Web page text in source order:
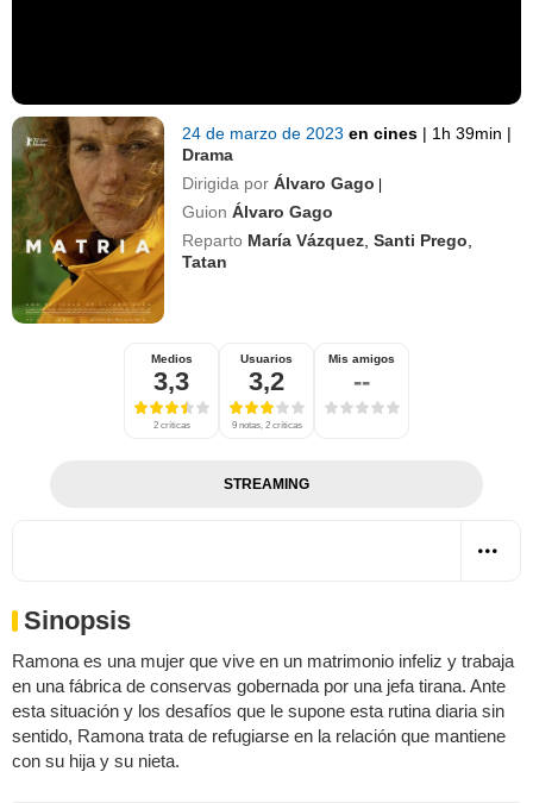
24 de marzo de 2023en cines | 1h 39min |
Drama
Dirigida por Álvaro Gago |
Guion Álvaro Gago
Reparto María Vázquez ,Santi Prego
Tatan
Medios
3,3
2 críticas
Usuarios
3,2
9 notas, 2 críticas
Mis amigos
--
STREAMING
Sinopsis
Ramona es una mujer que vive en un matrimonio infeliz y trabaja
en una fábrica de conservas gobernada por una jefa tirana. Ante
esta situación y los desafíos que le supone esta rutina diaria sin
sentido, Ramona trata de refugiarse en la relación que mantiene
con su hija y su nieta.